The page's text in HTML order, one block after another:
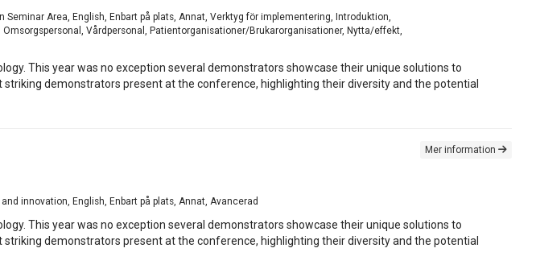
Area, English, Enbart på plats, Annat, Verktyg för implementering, Introduktion,
Vårdpersonal, Patientorganisationer/Brukarorganisationer, Nytta/effekt,
This year was no exception several demonstrators showcase their unique solutions to
demonstrators present at the conference, highlighting their diversity and the potential
innovation, English, Enbart på plats, Annat, Avancerad
Mer information
This year was no exception several demonstrators showcase their unique solutions to
demonstrators present at the conference, highlighting their diversity and the potential